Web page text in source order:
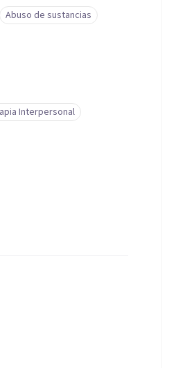
tu bienestar integral.
como un ser único.
trabaja desde la conexión
Abuso de sustancias
Interpersonal